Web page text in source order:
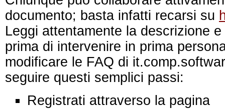
documento; basta infatti recarsi su
Leggi attentamente la descrizione
prima di intervenire in prima
modificare le FAQ di
seguire questi semplici passi:
Registrati attraverso la pagina